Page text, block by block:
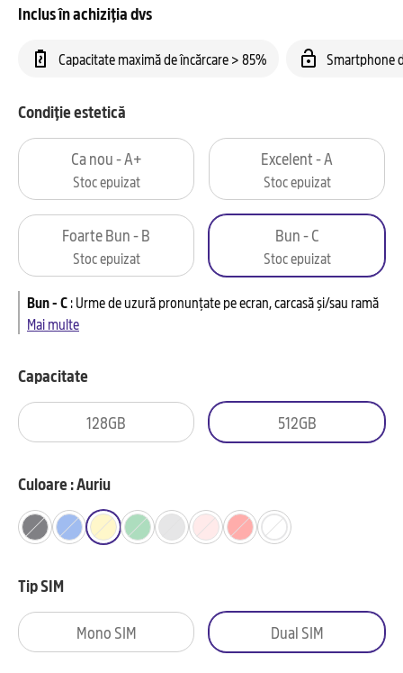
Inclus în achiziția dvs
Capacitate maximă de încărcare > 85% Smartphone
Condiție estetică
Ca nou - A+
Stoc epuizat
Excelent - A
Stoc epuizat
Foarte Bun - B
Stoc epuizat
Bun - C
Stoc epuizat
Bun - C:Urme de uzură pronunțate pe ecran, carcasă și/sau ramă
Mai multe
Capacitate
128GB 512GB
Culoare : Auriu
Tip SIM
Mono SIM Dual SIM